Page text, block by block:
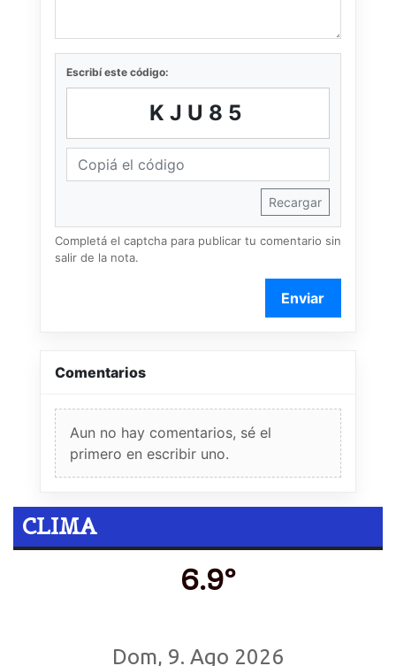
Escribí este código:
KJU85
Recargar
Completá el captcha para publicar tu comentario sin
salir de la nota.
Enviar
Comentarios
Aun no hay comentarios, sé el
primero en escribir uno.
CLIMA
6.9º